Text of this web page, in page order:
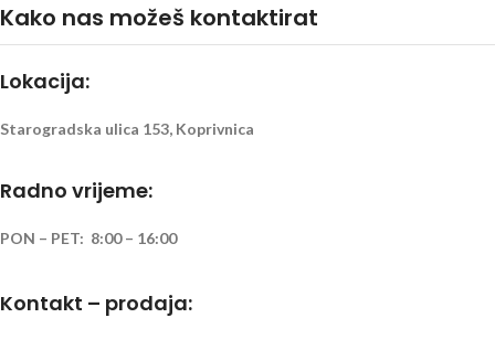
Kako nas možeš kontaktirat
Lokacija:
Starogradska ulica 153, Koprivnica
Radno vrijeme:
PON – PET: 8:00 – 16:00
Kontakt – prodaja: